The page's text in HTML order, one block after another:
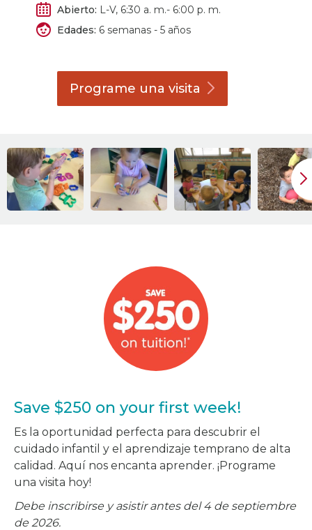
Abierto: L-V, 6:30 a. m.- 6:00 p. m.
Edades: 6 semanas - 5 años
Programe unavisita
Save $250 on your first week!
Es la oportunidad perfecta para descubrir el
cuidado infantil y el aprendizaje temprano de alta
calidad. Aquí nos encanta aprender. ¡Programe
una visita hoy!
Debe inscribirse y asistir antes del 4 de septiembre
de 2026.